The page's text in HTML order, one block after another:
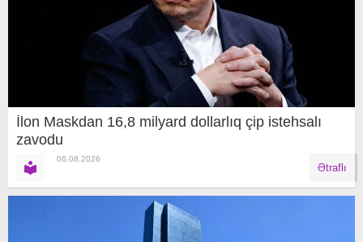
İlon Maskdan 16,8 milyard dollarlıq çip istehsalı
zavodu
06.08.2026
Ətraflı